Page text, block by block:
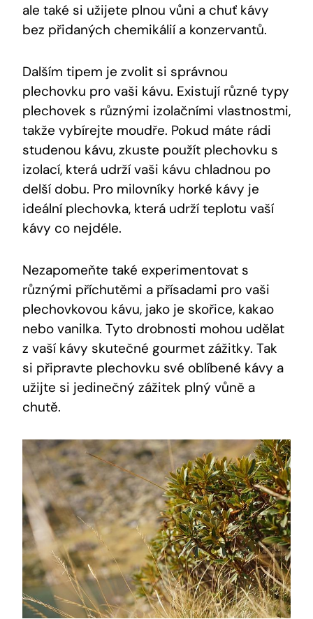
ale také si užijete plnou vůni a chuť kávy
bez přidaných chemikálií a konzervantů.
Dalším tipem je zvolit si správnou
plechovku pro vaši kávu. Existují různé typy
plechovek s různými izolačními vlastnostmi,
takže vybírejte moudře. Pokud máte rádi
studenou kávu, zkuste použít plechovku s
izolací, která udrží vaši kávu chladnou po
delší dobu. Pro milovníky horké kávy je
ideální plechovka, která udrží teplotu vaší
kávy co nejdéle.
Nezapomeňte také experimentovat s
různými příchutěmi a přísadami pro vaši
plechovkovou kávu, jako je skořice, kakao
nebo vanilka. Tyto drobnosti mohou udělat
z vaší kávy skutečné gourmet zážitky. Tak
si připravte plechovku své oblíbené kávy a
užijte si jedinečný zážitek plný vůně a
chutě.